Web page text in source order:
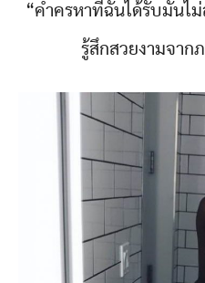
“คำครหาที่ฉันได้รับมันไ
รู้สึกสวยงามจาก